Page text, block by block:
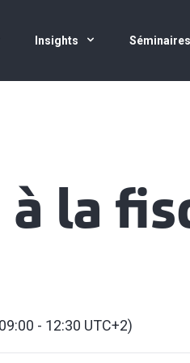
Insights Séminaires
la
- 12:30 UTC+2)